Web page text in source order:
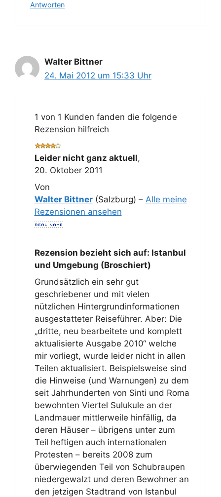
Antworten
Walter Bittner
24. Mai 2012 um 15:33 Uhr
1 von 1 Kunden fanden die folgende
Rezension hilfreich
Leider nicht ganz aktuell,
20. Oktober 2011
Von
Walter Bittner(Salzburg) – Alle meine
Rezensionen ansehen
Rezension bezieht sich auf: Istanbul
und Umgebung (Broschiert)
Grundsätzlich ein sehr gut
geschriebener und mit vielen
nützlichen Hintergrundinformationen
ausgestatteter Reiseführer. Aber: Die
„dritte, neu bearbeitete und komplett
aktualisierte Ausgabe 2010“ welche
mir vorliegt, wurde leider nicht in allen
Teilen aktualisiert. Beispielsweise sind
die Hinweise (und Warnungen) zu dem
seit Jahrhunderten von Sinti und Roma
bewohnten Viertel Sulukule an der
Landmauer mittlerweile hinfällig, da
deren Häuser – übrigens unter zum
Teil heftigen auch internationalen
Protesten – bereits 2008 zum
überwiegenden Teil von Schubraupen
niedergewalzt und deren Bewohner an
den jetzigen Stadtrand von Istanbul